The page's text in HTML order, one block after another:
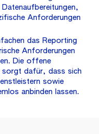
Anforderungen
das Reporting
Anforderungen
Die offene
dafür, dass sich
sowie
anbinden lassen.